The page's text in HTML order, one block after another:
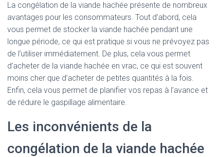
La congélation de la viande hachée présente de nombreux
avantages pour les consommateurs. Tout d’abord, cela
vous permet de stocker la viande hachée pendant une
longue période, ce qui est pratique si vous ne prévoyez pas
de l’utiliser immédiatement. De plus, cela vous permet
d’acheter de la viande hachée en vrac, ce qui est souvent
moins cher que d’acheter de petites quantités à la fois.
Enfin, cela vous permet de planifier vos repas à l’avance et
de réduire le gaspillage alimentaire.
Les inconvénients de la
congélation de la viande hachée